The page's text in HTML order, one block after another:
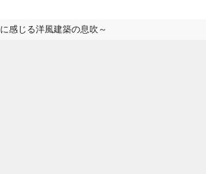
感じる洋風建築の息吹～